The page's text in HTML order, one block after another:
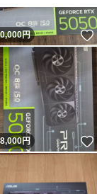
ね！
円
ね！
円